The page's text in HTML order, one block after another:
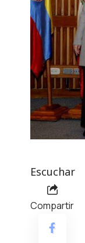
Escuchar
Compartir